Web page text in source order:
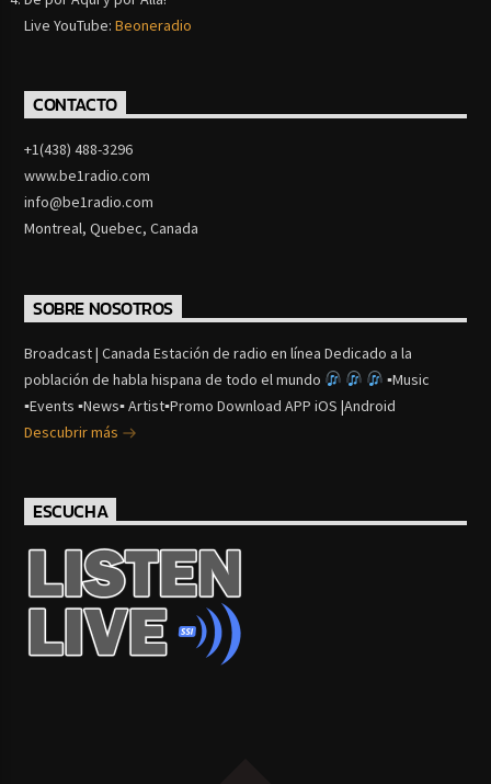
Live YouTube:Beoneradio
CONTACTO
+1(438) 488-3296
www.be1radio.com
info@be1radio.com
Montreal, Quebec, Canada
SOBRE NOSOTROS
Broadcast | Canada Estación de radio en línea Dedicado a la
población de habla hispana de todo el mundo
▪Music
▪Events ▪News▪ Artist▪Promo Download APP iOS |Android
Descubrir más
ESCUCHA